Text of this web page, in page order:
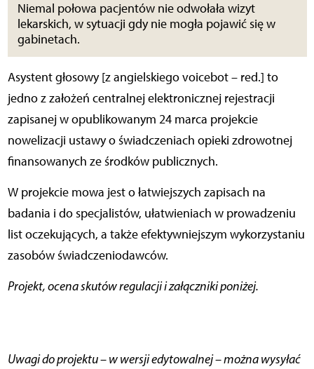
Niemal połowa pacjentów nie odwołała wizyt
lekarskich, w sytuacji gdy nie mogła pojawić się w
gabinetach.
Asystent głosowy [z angielskiego voicebot – red.] to
jedno z założeń centralnej elektronicznej rejestracji
zapisanej w opublikowanym 24 marca projekcie
nowelizacji ustawy o świadczeniach opieki zdrowotnej
finansowanych ze środków publicznych.
W projekcie mowa jest o łatwiejszych zapisach na
badania i do specjalistów, ułatwieniach w prowadzeniu
list oczekujących, a także efektywniejszym wykorzystaniu
zasobów świadczeniodawców.
Projekt, ocena skutów regulacji i załączniki poniżej.
Uwagi do projektu – w wersji edytowalnej – można wysyłać